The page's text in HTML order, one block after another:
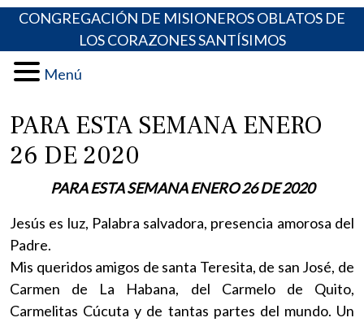
CONGREGACIÓN DE MISIONEROS OBLATOS DE
LOS CORAZONES SANTÍSIMOS
Menú
PARA ESTA SEMANA ENERO
26 DE 2020
PARA ESTA SEMANA ENERO 26 DE 2020
Jesús es luz, Palabra salvadora, presencia amorosa del
Padre.
Mis queridos amigos de santa Teresita, de san José, de
Carmen de La Habana, del Carmelo de Quito,
Carmelitas Cúcuta y de tantas partes del mundo. Un